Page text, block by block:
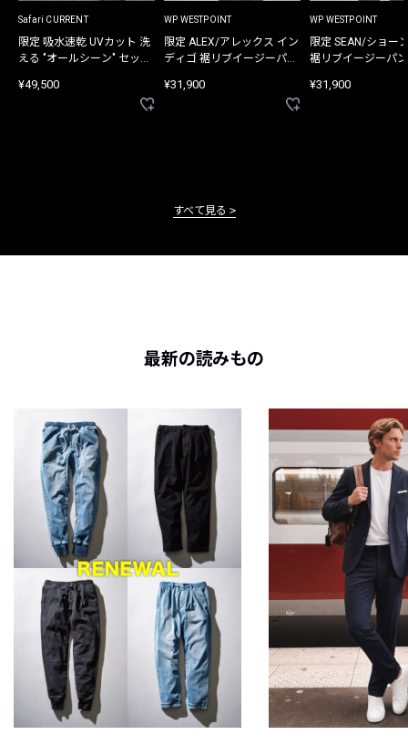
Safari CURRENT
限定 吸水速乾 UVカット 洗
える "オールシーン" セット
¥49,500
WP WESTPOINT
限定 ALEX/アレックス イン
ディゴ 裾リブイージーパン
¥31,900
WP WESTPOINT
限定 SEAN/ショー
裾リブイージーパ
¥31,900
すべて見る
最新の読みもの